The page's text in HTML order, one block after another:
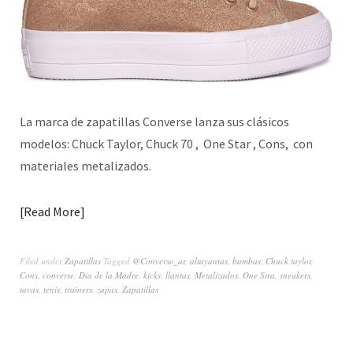
La marca de zapatillas Converse lanza sus clásicos
modelos: Chuck Taylor, Chuck 70 , One Star , Cons, con
materiales metalizados.
Read More
Filed underZapatillas Tagged @Converse_ar, altayantas, bambas, Chuck taylor,
Cons, converse, Dia de la Madre, kicks, llantas, Metalizados, One Stra, sneakers,
tavas, tenis, trainers, zapas, Zapatillas